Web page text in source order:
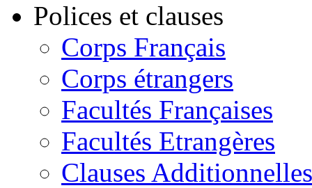
Polices et clauses
Corps Français
Corps étrangers
Facultés Françaises
Facultés Etrangères
Clauses Additionnelles